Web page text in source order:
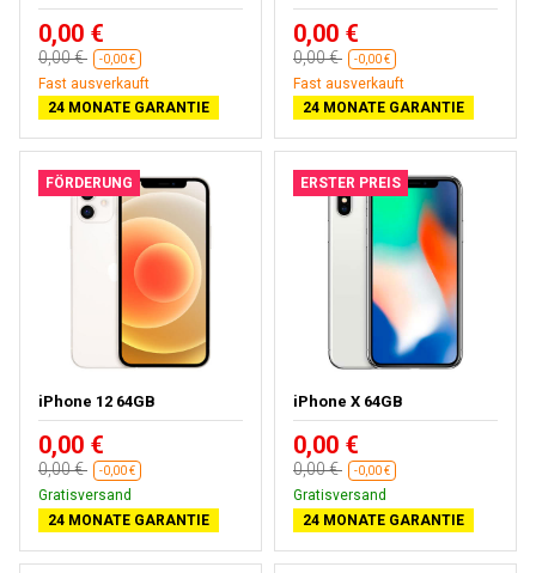
0,00 €
0,00 € -0,00 €
Fast ausverkauft
24 MONATE GARANTIE
0,00 €
0,00 € -0,00 €
Fast ausverkauft
24 MONATE GARANTIE
FÖRDERUNG
iPhone 12 64GB
0,00 €
0,00 € -0,00 €
Gratisversand
24 MONATE GARANTIE
ERSTER PREIS
iPhone X 64GB
0,00 €
0,00 € -0,00 €
Gratisversand
24 MONATE GARANTIE